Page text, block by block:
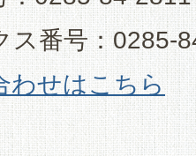
ス番号：0285-
わせはこちら